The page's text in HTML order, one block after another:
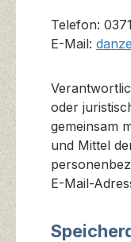
Telefon:
E-Mail:
oder
gemeinsam
und Mittel
E-Mail-